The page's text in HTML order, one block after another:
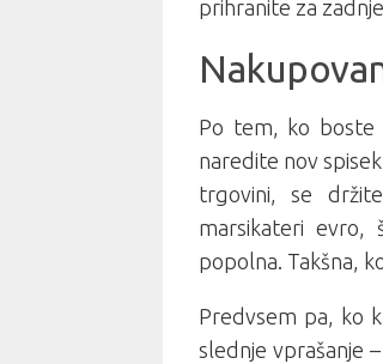
prihranite za
Po tem, ko boste
naredite nov
trgovini, se
marsikateri evro,
popolna. Takšna,
Predvsem pa, ko
slednje vprašanje